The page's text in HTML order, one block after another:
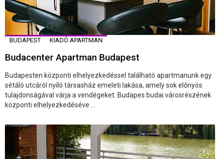
BUDAPEST KIADÓ APARTMAN
Budacenter Apartman Budapest
Budapesten központi elhelyezkedéssel található apartmanunk egy
sétáló utcáról nyíló társasház emeleti lakása, amely sok előnyös
tulajdonságával várja a vendégeket. Budapes budai városrészének
központi elhelyezkedéséve ...